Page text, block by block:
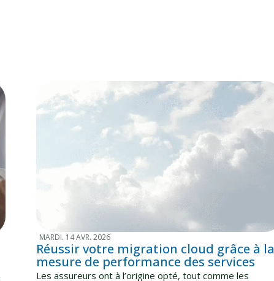
MARDI. 14 AVR. 2026
Réussir votre migration cloud grâce à la
mesure de performance des services
Les assureurs ont à l’origine opté, tout comme les